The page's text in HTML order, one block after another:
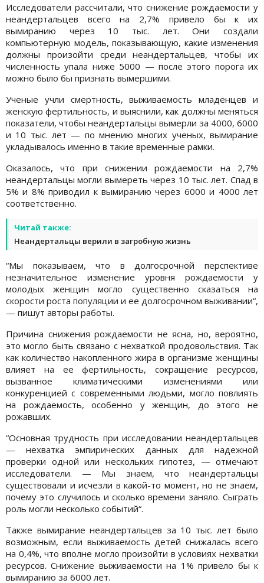
Исследователи рассчитали, что снижение рождаемости у
неандертальцев всего на 2,7% привело бы к их
вымиранию через 10 тыс. лет. Они создали
компьютерную модель, показывающую, какие изменения
должны произойти среди неандертальцев, чтобы их
численность упала ниже 5000 — после этого порога их
можно было бы признать вымершими.
Ученые учли смертность, выживаемость младенцев и
женскую фертильность, и выяснили, как должны меняться
показатели, чтобы неандертальцы вымерли за 4000, 6000
и 10 тыс. лет — по мнению многих ученых, вымирание
укладывалось именно в такие временные рамки.
Оказалось, что при снижении рождаемости на 2,7%
неандертальцы могли вымереть через 10 тыс. лет. Спад в
5% и 8% приводил к вымиранию через 6000 и 4000 лет
соответственно.
Читай также:
Неандертальцы верили в загробную жизнь
“Мы показываем, что в долгосрочной перспективе
незначительное изменение уровня рождаемости у
молодых женщин могло существенно сказаться на
скорости роста популяции и ее долгосрочном выживании“,
— пишут авторы работы.
Причина снижения рождаемости не ясна, но, вероятно,
это могло быть связано с нехваткой продовольствия. Так
как количество накопленного жира в организме женщины
влияет на ее фертильность, сокращение ресурсов,
вызванное климатическими изменениями или
конкуренцией с современными людьми, могло повлиять
на рождаемость, особенно у женщин, до этого не
рожавших.
“Основная трудность при исследовании неандертальцев
— нехватка эмпирических данных для надежной
проверки одной или нескольких гипотез, — отмечают
исследователи. — Мы знаем, что неандертальцы
существовали и исчезли в какой-то момент, но не знаем,
почему это случилось и сколько времени заняло. Сыграть
роль могли несколько событий“.
Также вымирание неандертальцев за 10 тыс. лет было
возможным, если выживаемость детей снижалась всего
на 0,4%, что вполне могло произойти в условиях нехватки
ресурсов. Снижение выживаемости на 1% привело бы к
вымиранию за 6000 лет.